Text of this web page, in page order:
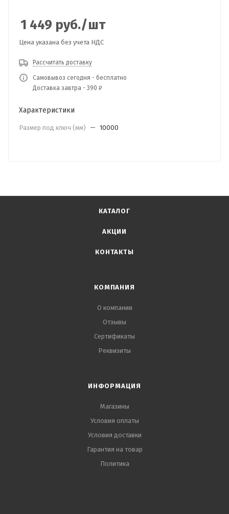
1 449 руб./шт
Цена указана без учета НДС
Рассчитать доставку
Самовывоз сегодня - бесплатно
Доставка завтра - 390 ₽
Характеристики
Размер под ключ (мм) — 10000
КАТАЛОГ
АКЦИИ
КОНТАКТЫ
КОМПАНИЯ
О компании
Отзывы
Сертификаты
Реквизиты
ИНФОРМАЦИЯ
Магазины
Условия оплаты
Условия доставки
Гарантия на товар
Политика